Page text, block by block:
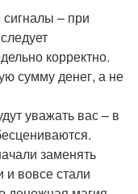
– при
корректно.
сумму денег, а не
уважать вас – в
заменять
и вовсе стали